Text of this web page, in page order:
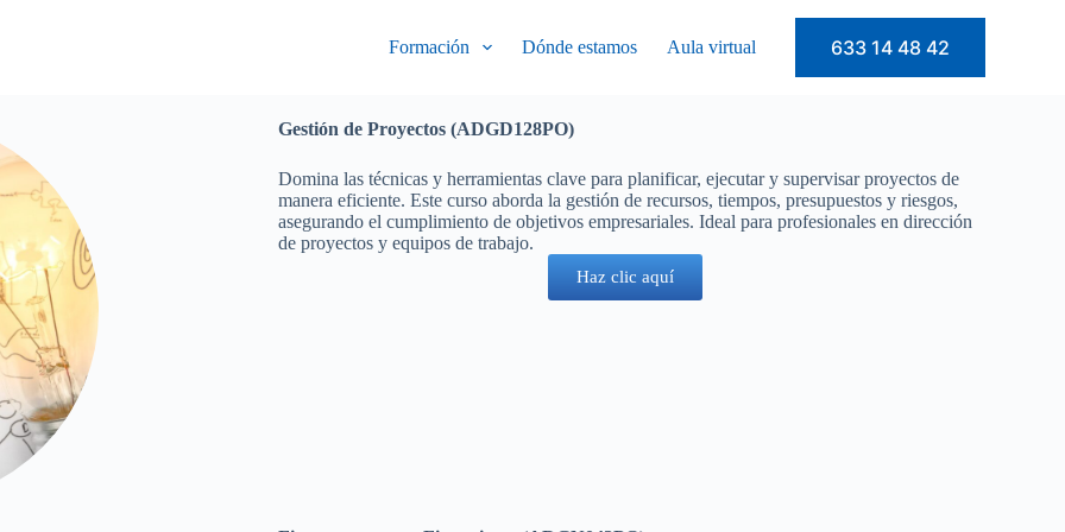
Formación Dónde estamos Aula virtual 633 14 48 42
Gestión de Proyectos (ADGD128PO)
Domina las técnicas y herramientas clave para planificar, ejecutar y supervisar proyectos de
manera eficiente. Este curso aborda la gestión de recursos, tiempos, presupuestos y riesgos,
asegurando el cumplimiento de objetivos empresariales. Ideal para profesionales en dirección
de proyectos y equipos de trabajo.
Haz clic aquí